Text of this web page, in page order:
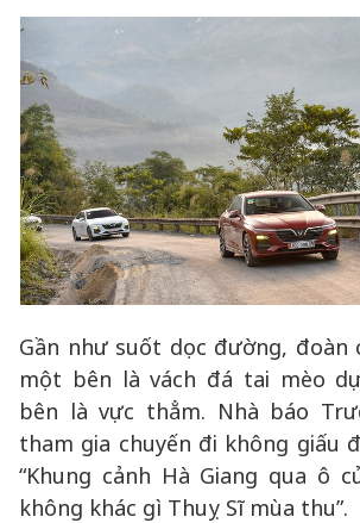
Gần như suốt dọc đường, đoàn
một bên là vách đá tai mèo
bên là vực thẳm. Nhà báo
tham gia chuyến đi không giấu
“Khung cảnh Hà Giang qua ô
không khác gì Thuỵ Sĩ mùa thu”.